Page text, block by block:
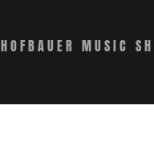
HOFBAUER MUSIC